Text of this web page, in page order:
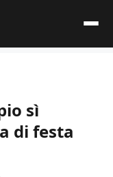
sì
di festa